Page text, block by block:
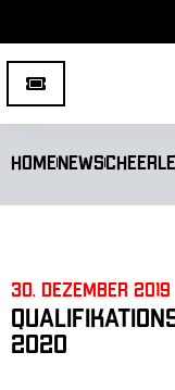
HomeNews
30. Dezember 2019
2020